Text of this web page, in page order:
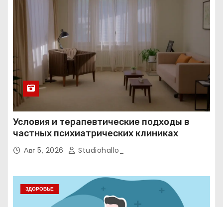
Условия и терапевтические подходы в
частных психиатрических клиниках
Авг 5, 2026 Studiohallo_
ЗДОРОВЬЕ